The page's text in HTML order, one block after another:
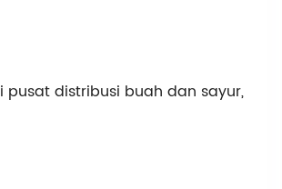
distribusi buah dan sayur,